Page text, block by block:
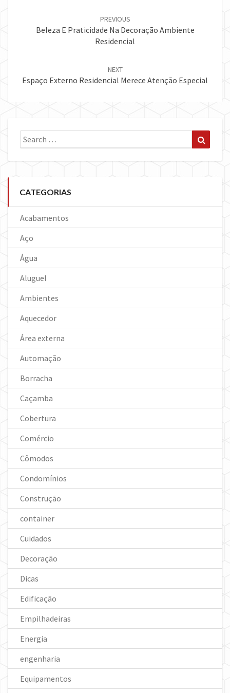
PREVIOUS
Beleza E Praticidade Na Decoração Ambiente
Residencial
NEXT
Espaço Externo Residencial Merece Atenção Especial
Search
for:
CATEGORIAS
Acabamentos
Aço
Água
Aluguel
Ambientes
Aquecedor
Área externa
Automação
Borracha
Caçamba
Cobertura
Comércio
Cômodos
Condomínios
Construção
container
Cuidados
Decoração
Dicas
Edificação
Empilhadeiras
Energia
engenharia
Equipamentos